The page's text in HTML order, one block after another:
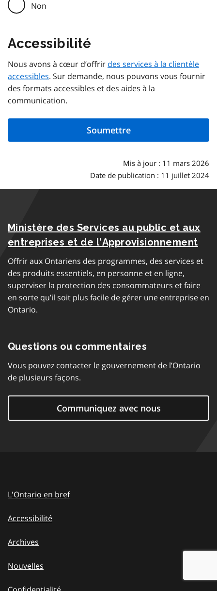
Non
Accessibilité
Nous avons à cœur d’offrir des services à la clientèle
accessibles. Sur demande, nous pouvons vous fournir
des formats accessibles et des aides à la
communication.
Mis à jour : 11 mars 2026
Date de publication : 11 juillet 2024
Ministère des Services au public et aux
entreprises et de l’Approvisionnement
Offrir aux Ontariens des programmes, des services et
des produits essentiels, en personne et en ligne,
superviser la protection des consommateurs et faire
en sorte qu’il soit plus facile de gérer une entreprise en
Ontario.
Questions ou commentaires
Vous pouvez contacter le gouvernement de l’Ontario
de plusieurs façons.
Communiquez avec nous
L'Ontario en bref
Accessibilité
Archives
Nouvelles